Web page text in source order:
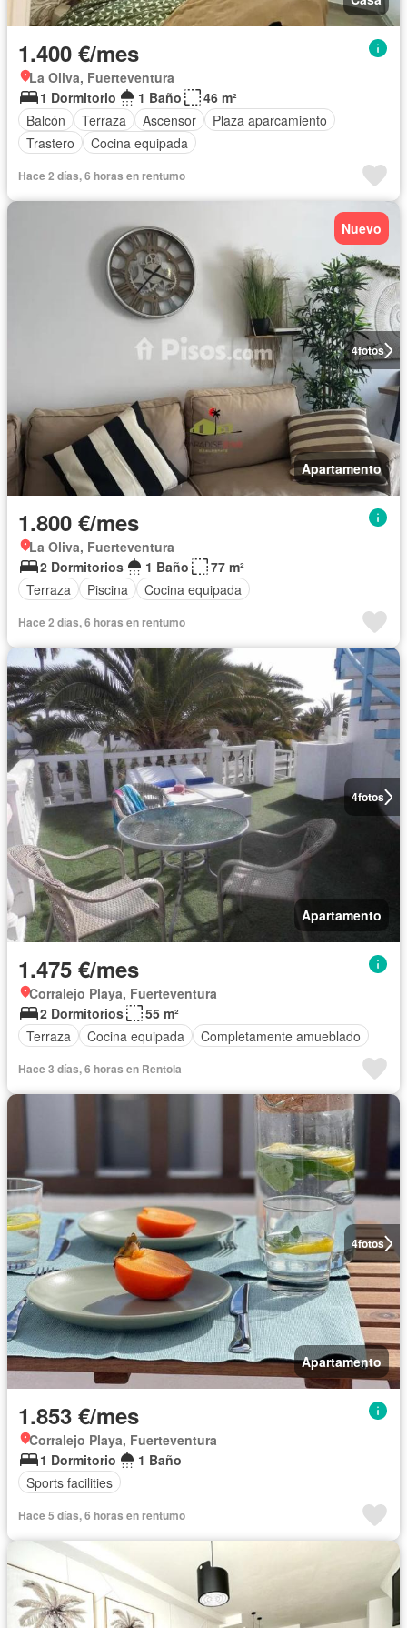
1.400 €/mes
La Oliva, Fuerteventura
1 Dormitorio
1 Baño
46 m²
Balcón
Terraza Ascensor
Plaza aparcamiento
Trastero
Cocina equipada
Hace 2 días, 6 horas en rentumo
4fotos
Nuevo
Apartamento
1.800 €/mes
La Oliva, Fuerteventura
2 Dormitorios
1 Baño
77 m²
Terraza
Piscina Cocina equipada
Hace 2 días, 6 horas en rentumo
4fotos
Apartamento
1.475 €/mes
Corralejo Playa, Fuerteventura
2 Dormitorios
55 m²
Terraza
Cocina equipada Completamente amueblado
Hace 3 días, 6 horas en Rentola
4fotos
Apartamento
1.853 €/mes
Corralejo Playa, Fuerteventura
1 Dormitorio
1 Baño
Sports facilities
Hace 5 días, 6 horas en rentumo